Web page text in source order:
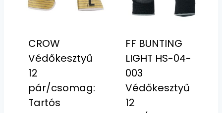
CROW
Védőkesztyű
12
pár/csomag:
Tartós
FF BUNTING
LIGHT HS-04-
003
Védőkesztyű
12